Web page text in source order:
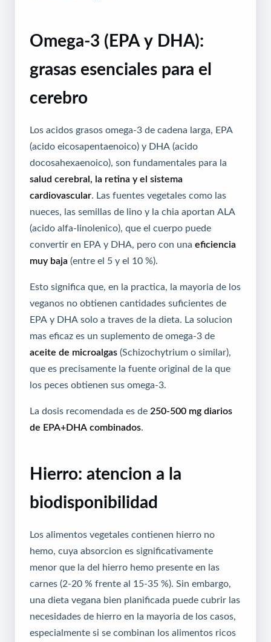
Omega-3 (EPA y DHA):
grasas esenciales para el
cerebro
Los acidos grasos omega-3 de cadena larga, EPA
(acido eicosapentaenoico) y DHA (acido
docosahexaenoico), son fundamentales para la
salud cerebral, la retina y el sistema
cardiovascular . Las fuentes vegetales como las
nueces, las semillas de lino y la chia aportan ALA
(acido alfa-linolenico), que el cuerpo puede
convertir en EPA y DHA, pero con una eficiencia
muy baja (entre el 5 y el 10 %).
Esto significa que, en la practica, la mayoria de los
veganos no obtienen cantidades suficientes de
EPA y DHA solo a traves de la dieta. La solucion
mas eficaz es un suplemento de omega-3 de
aceite de microalgas (Schizochytrium o similar),
que es precisamente la fuente original de la que
los peces obtienen sus omega-3.
La dosis recomendada es de 250-500 mg diarios
de EPA+DHA combinados
Hierro: atencion a la
biodisponibilidad
Los alimentos vegetales contienen hierro no
hemo, cuya absorcion es significativamente
menor que la del hierro hemo presente en las
carnes (2-20 % frente al 15-35 %). Sin embargo,
una dieta vegana bien planificada puede cubrir las
necesidades de hierro en la mayoria de los casos,
especialmente si se combinan los alimentos ricos